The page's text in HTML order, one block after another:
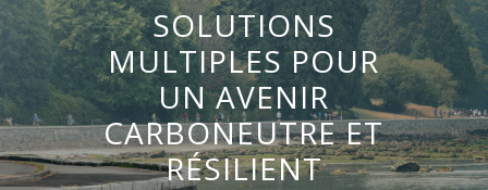
SOLUTIONS
MULTIPLES POUR
UN AVENIR
CARBONEUTRE ET
RÉSILIENT